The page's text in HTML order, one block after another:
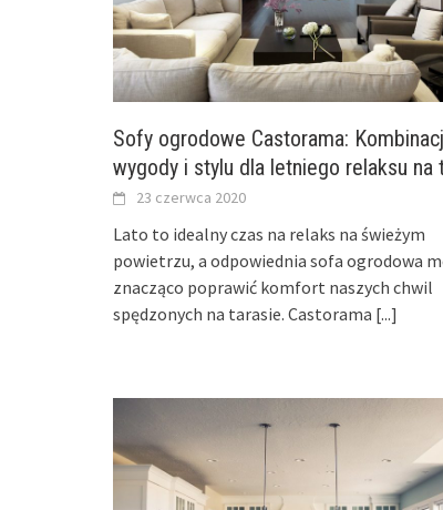
Sofy ogrodowe Castorama:
wygody i stylu dla letniego relaksu na
23 czerwca 2020
Lato to idealny czas na relaks na świeżym
powietrzu, a odpowiednia sofa ogrodowa
znacząco poprawić komfort naszych chwil
spędzonych na tarasie. Castorama [...]